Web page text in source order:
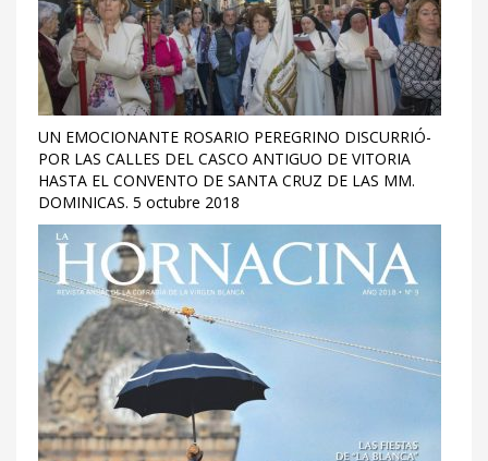
UN EMOCIONANTE ROSARIO PEREGRINO DISCURRIÓ-
POR LAS CALLES DEL CASCO ANTIGUO DE VITORIA
HASTA EL CONVENTO DE SANTA CRUZ DE LAS MM.
DOMINICAS. 5 octubre 2018